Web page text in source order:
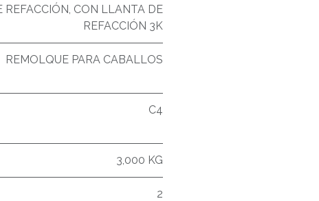
REFACCIÓN, CON LLANTA DE
REFACCIÓN 3K
REMOLQUE PARA CABALLOS
C4
3,000 KG
2